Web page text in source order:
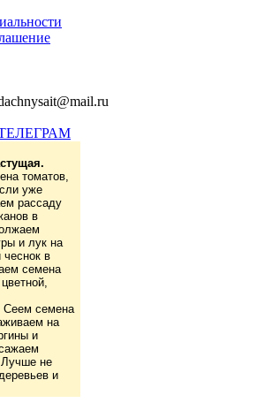
ТЕЛЕГРАМ
томатов,
уже
рассаду
в
и лук на
в
семена
Сеем семена
на
и
не
и